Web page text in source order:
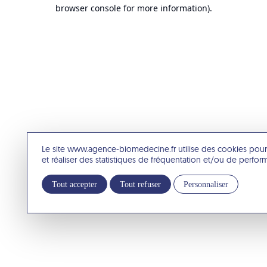
Le site www.agence-biomedecine.fr utilise des cookies
et réaliser des statistiques de fréquentation et/ou de
Tout accepter Tout refuser Personnaliser
browser console for more information).